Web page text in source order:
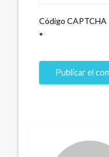
Código CAPTCHA
*